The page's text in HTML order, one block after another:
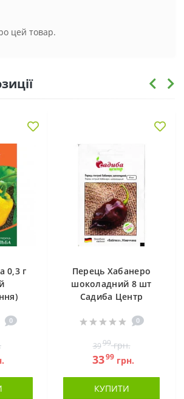
цей товар.
0,3 г
0
Перець Хабанеро
шоколадний 8 шт
Садиба Центр
0
3999грн.
3399грн.
КУПИТИ